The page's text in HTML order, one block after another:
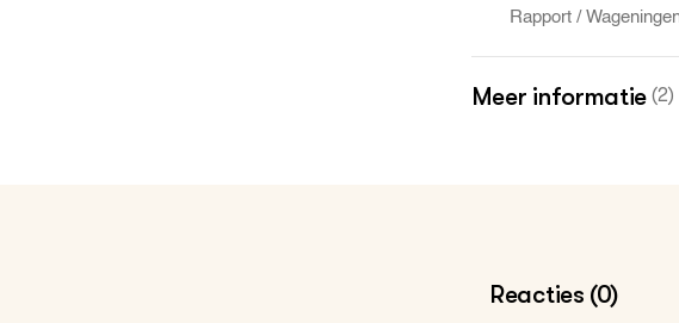
Rapport /
Meer informatie (2)
Reacties (0)